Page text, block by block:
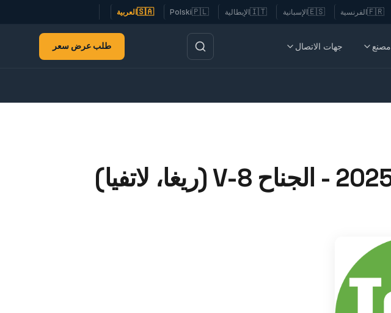
🇫🇷الفرنسية 🇪🇸الإسبانية 🇮🇹الإيطالية 🇵🇱
Polski
🇸🇦العربية
مصنع جهات الاتصال طلب عرض سعر